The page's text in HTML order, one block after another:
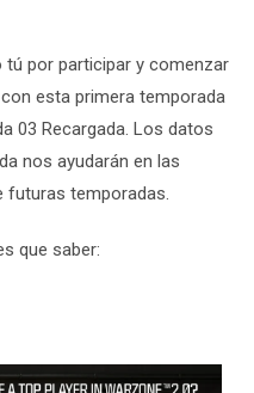
por participar y comenzar
esta primera temporada
03 Recargada. Los datos
nos ayudarán en las
futuras temporadas.
que saber: